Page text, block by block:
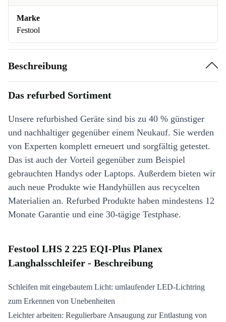
Marke
Festool
Beschreibung
Das refurbed Sortiment
Unsere refurbished Geräte sind bis zu 40 % günstiger
und nachhaltiger gegenüber einem Neukauf. Sie werden
von Experten komplett erneuert und sorgfältig getestet.
Das ist auch der Vorteil gegenüber zum Beispiel
gebrauchten Handys oder Laptops. Außerdem bieten wir
auch neue Produkte wie Handyhüllen aus recycelten
Materialien an. Refurbed Produkte haben mindestens 12
Monate Garantie und eine 30-tägige Testphase.
Festool LHS 2 225 EQI-Plus Planex
Langhalsschleifer - Beschreibung
Schleifen mit eingebautem Licht: umlaufender LED-Lichtring
zum Erkennen von Unebenheiten
Leichter arbeiten: Regulierbare Ansaugung zur Entlastung von